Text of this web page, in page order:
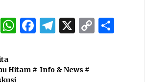
The Power of Management!
3 months ago
Visioner dan Beretika
WhatsApp
Facebook
Telegram
X Copy
Hitam # Info & News #